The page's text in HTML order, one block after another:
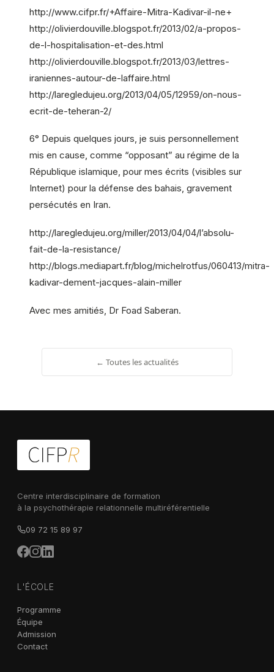
http://www.cifpr.fr/+Affaire-Mitra-Kadivar-il-ne+
http://olivierdouville.blogspot.fr/2013/02/a-propos-
de-l-hospitalisation-et-des.html
http://olivierdouville.blogspot.fr/2013/03/lettres-
iraniennes-autour-de-laffaire.html
http://laregledujeu.org/2013/04/05/12959/on-nous-
ecrit-de-teheran-2/
6° Depuis quelques jours, je suis personnellement
mis en cause, comme “opposant” au régime de la
République islamique, pour mes écrits (visibles sur
Internet) pour la défense des bahais, gravement
persécutés en Iran.
http://laregledujeu.org/miller/2013/04/04/l’absolu-
fait-de-la-resistance/
http://blogs.mediapart.fr/blog/michelrotfus/060413/mitra-
kadivar-dement-jacques-alain-miller
Avec mes amitiés, Dr Foad Saberan.
← Toutes les actualités
Centre interdisciplinaire de formation
à la psychothérapie relationnelle multiréférentielle
09 72 15 89 97
L'ÉCOLE
Programme
Équipe
Admission
Contact